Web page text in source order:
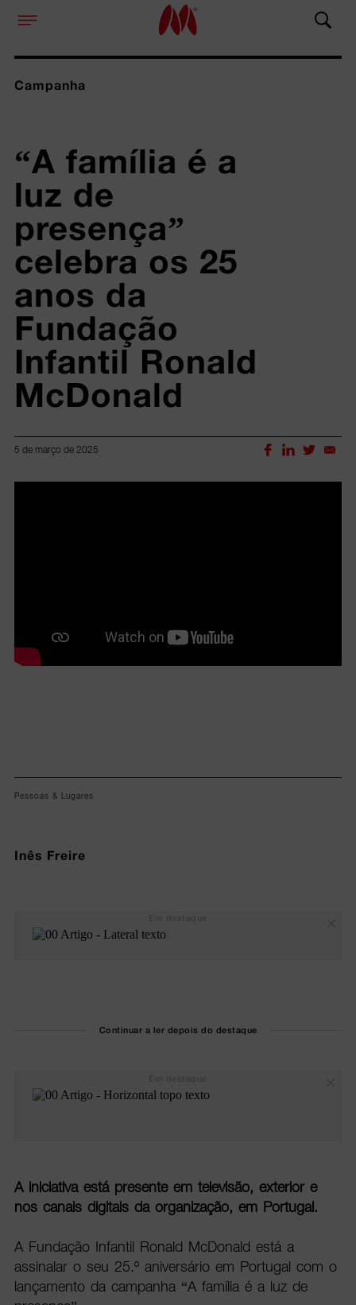
Campanha
“A família é a
luz de
presença”
celebra os 25
anos da
Fundação
Infantil Ronald
McDonald
5 de março de 2025
Pessoas & Lugares
Inês Freire
Continuar a ler depois do destaque
A iniciativa está presente em televisão, exterior e
nos canais digitais da organização, em Portugal.
A Fundação Infantil Ronald McDonald está a
assinalar o seu 25.º aniversário em Portugal com o
lançamento da campanha “A família é a luz de